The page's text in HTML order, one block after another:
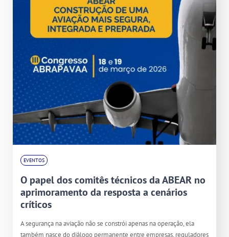
EVENTOS
O papel dos comitês técnicos da ABEAR no
aprimoramento da resposta a cenários
críticos
A segurança na aviação não se constrói apenas na operação, ela
também nasce do diálogo permanente entre empresas, reguladores